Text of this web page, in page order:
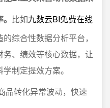
比如九数云BI免费在线
综合性数据分析平台，
、绩效等核心数据，让
制定提效方案。
品转化异常波动，快速